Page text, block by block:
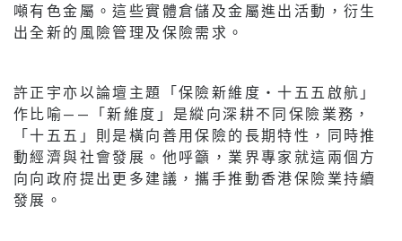
噸有色金屬。這些實體倉儲及金屬進出活動，衍生
出全新的風險管理及保險需求。
許正宇亦以論壇主題「保險新維度・十五五啟航」
作比喻——「新維度」是縱向深耕不同保險業務，
「十五五」則是橫向善用保險的長期特性，同時推
動經濟與社會發展。他呼籲，業界專家就這兩個方
向向政府提出更多建議，攜手推動香港保險業持續
發展。